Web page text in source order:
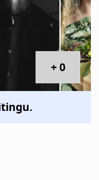
+ 0